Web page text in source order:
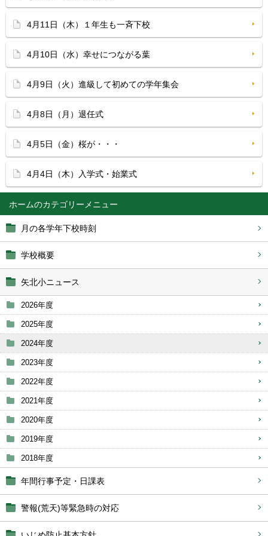
ホーム
月の各学年下校時刻
学校概要
矢北小ニュース
2026年度
2025年度
2024年度
2023年度
2022年度
2021年度
2020年度
2019年度
2018年度
年間行事予定・日課表
警報(荒天)等緊急時の対応
4月11日（木）１年生も一斉下校
4月10日（水）幸せにつながる葉
4月9日（火）進級して初めての学年集会
4月8日（月）退任式
4月5日（金）桜が・・・
4月4日（木）入学式・始業式